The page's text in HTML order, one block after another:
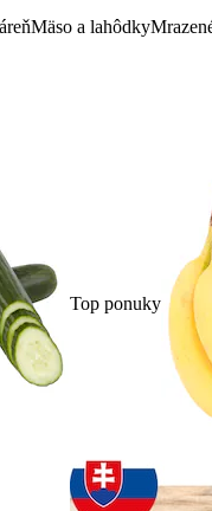
Mäso a lahôdky
Top ponuky